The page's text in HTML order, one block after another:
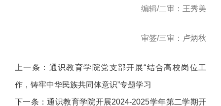
编辑/二审：王秀美
审签/三审：卢炳秋
上一条： 通识教育学院党支部开展“结合高校岗位工
作，铸牢中华民族共同体意识”专题学习
下一条：通识教育学院开展2024-2025学年第二学期开